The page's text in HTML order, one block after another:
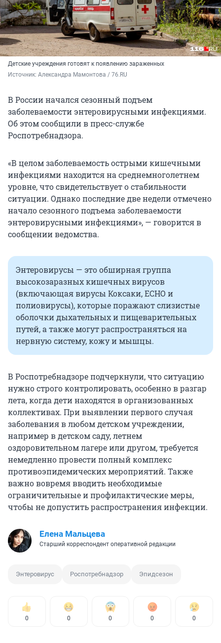
Детские учреждения готовят к появлению зараженных
Источник: Александра Мамонтова / 76.RU
В России начался сезонный подъем
заболеваемости энтеровирусными инфекциями.
Об этом сообщили в пресс-службе
Роспотребнадзора.
«В целом заболеваемость острыми кишечными
инфекциями находится на среднемноголетнем
уровне, что свидетельствует о стабильности
ситуации. Однако последние две недели отмечено
начало сезонного подъема заболеваемости
энтеровирусными инфекциями», — говорится в
сообщении ведомства.
Энтеровирусы — это обширная группа
высокозаразных кишечных вирусов
(включающая вирусы Коксаки, ECHO и
полиовирусы), которые поражают слизистые
оболочки дыхательных и пищеварительных
путей, а также могут распространяться на
нервную систему, кожу и мышцы.
В Роспотребнадзоре подчеркнули, что ситуацию
нужно строго контролировать, особенно в разгар
лета, когда дети находятся в организованных
коллективах. При выявлении первого случая
заболевания в любом детском учреждении,
например в детском саду, летнем
оздоровительном лагере или другом, требуется
немедленно провести полный комплекс
противоэпидемических мероприятий. Также
важно вовремя вводить необходимые
ограничительные и профилактические меры,
чтобы не допустить распространения инфекции.
Елена Мальцева
Старший корреспондент оперативной редакции
Энтеровирус Роспотребнадзор Эпидсезон
0 0 0 0 0